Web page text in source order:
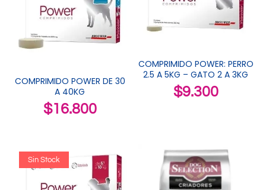
COMPRIMIDO POWER DE 30
A 40KG
$16.800
COMPRIMIDO POWER: PERRO
2.5 A 5KG – GATO 2 A 3KG
$9.300
Sin Stock